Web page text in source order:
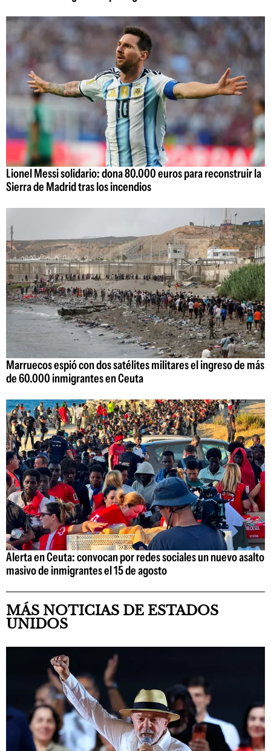
Lionel Messi solidario: dona 80.000 euros para reconstruir la
Sierra de Madrid tras los incendios
Marruecos espió con dos satélites militares el ingreso de más
de 60.000 inmigrantes en Ceuta
Alerta en Ceuta: convocan por redes sociales un nuevo asalto
masivo de inmigrantes el 15 de agosto
MÁS NOTICIAS DE ESTADOS
UNIDOS